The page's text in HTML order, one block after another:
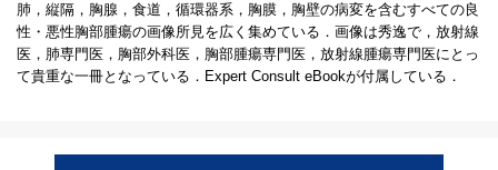
肺，縦隔，胸腺，食道，循環器系，胸膜，胸壁の病変を含むすべての良
性・悪性胸部腫瘍の画像所見を広く集めている．画像は秀逸で，放射線
医，肺専門医，胸部外科医，胸部腫瘍専門医，放射線腫瘍専門医にとっ
て貴重な一冊となっている．Expert Consult eBookが付属している．